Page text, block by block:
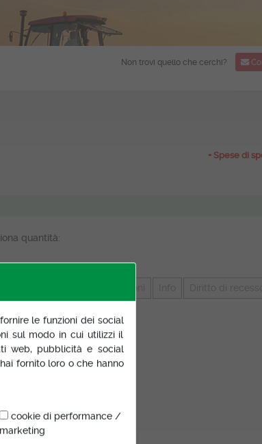
Non trovi quello che cerchi?
+ Spese di
quantità:
le funzioni dei social
sul modo in cui utilizzi il
web, pubblicità e social
fornito loro o che hanno
cookie di performance /
marketing